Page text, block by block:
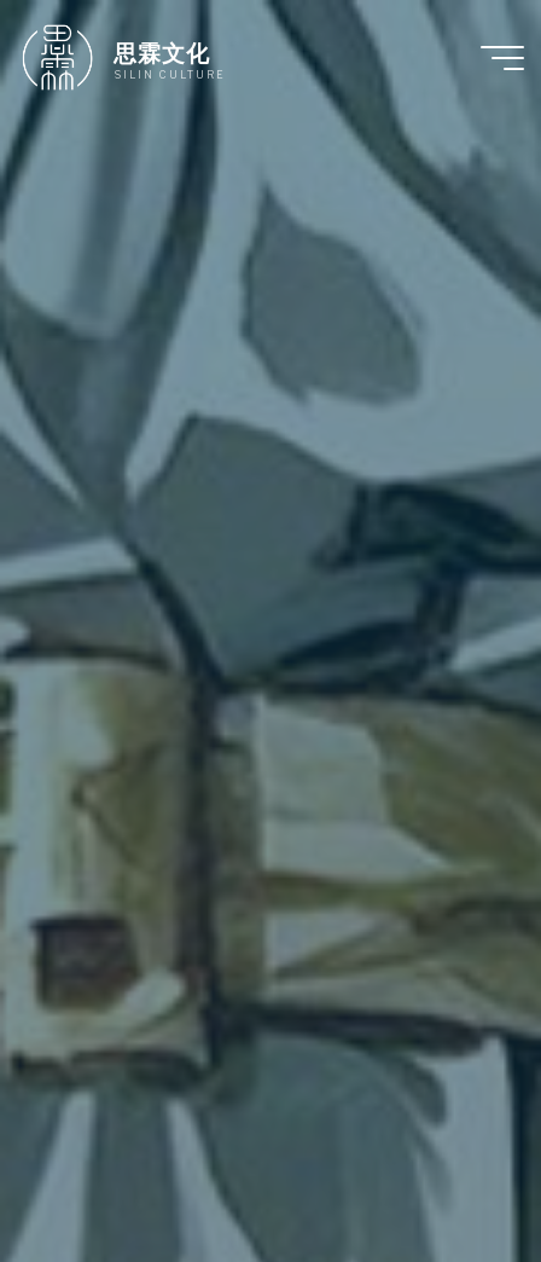
至
内
思霖文化
SILIN CULTURE